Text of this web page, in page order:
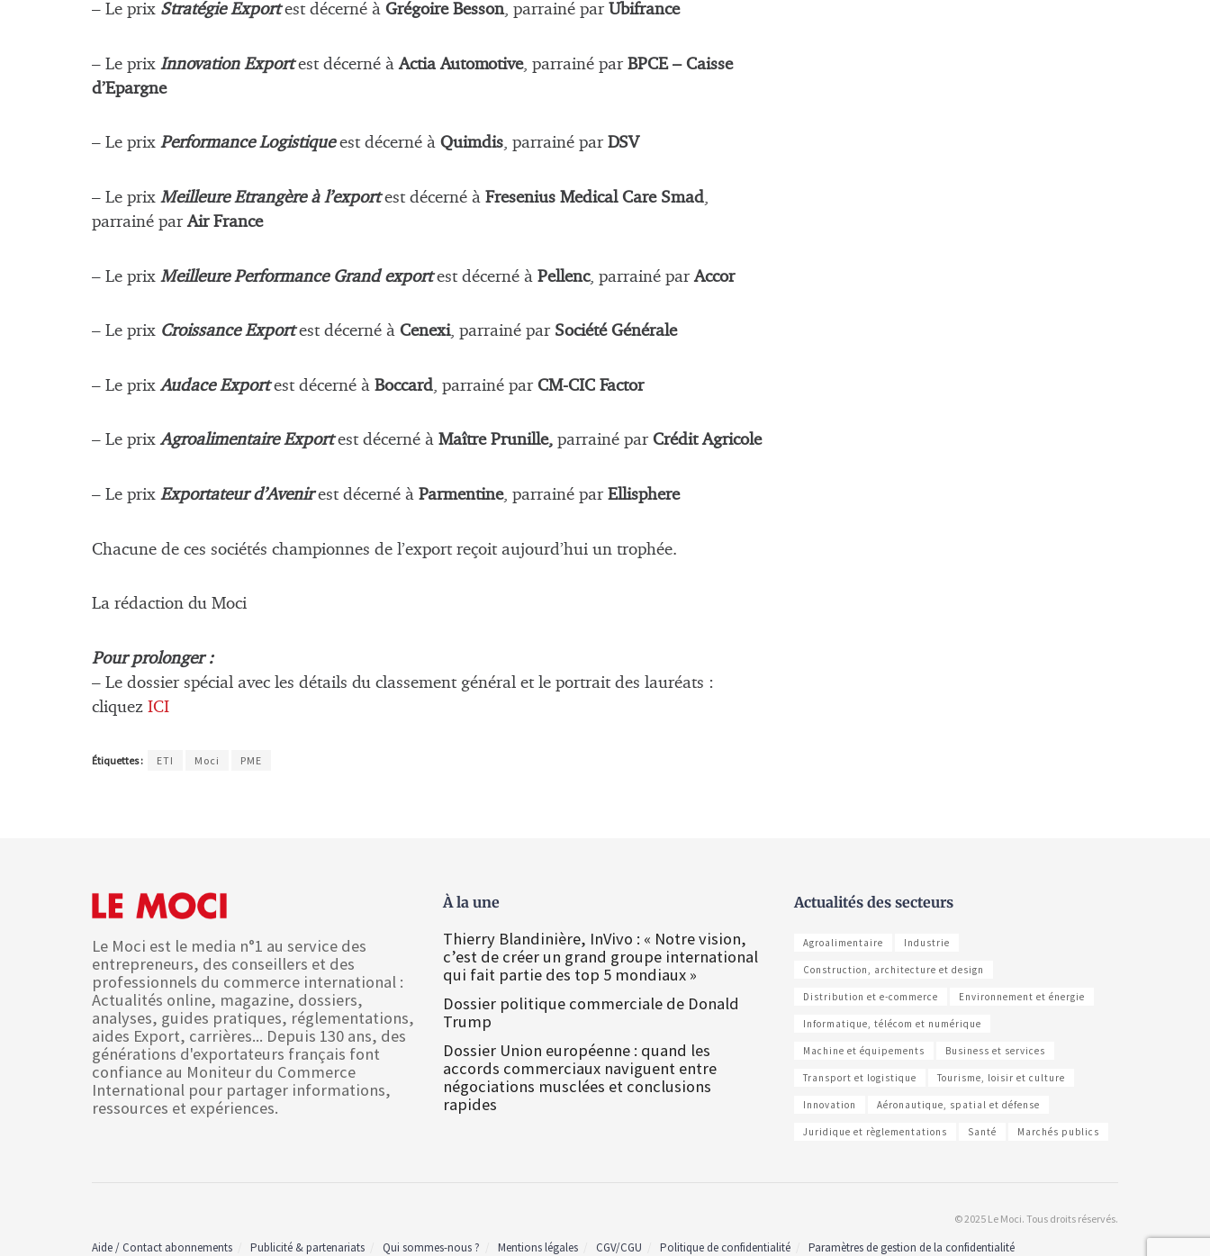
– Le prix Stratégie Exportest décerné à Grégoire Besson, parrainé par Ubifrance
– Le prix Innovation Exportest décerné à Actia Automotive, parrainé par BPCE – Caisse
d’Epargne
– Le prix Performance Logistiqueest décerné à Quimdis, parrainé par DSV
– Le prix Meilleure Etrangère à l’export est décerné à Fresenius Medical Care Smad,
parrainé parAir France
– Le prix Meilleure Performance Grand exportest décerné à Pellenc, parrainé parAccor
– Le prix Croissance Exportest décerné à Cenexi, parrainé parSociété Générale
– Le prix Audace Exportest décerné à Boccard , parrainé parCM-CIC Factor
– Le prixAgroalimentaire Exportest décerné à Maître Prunille, parrainé parCrédit Agricole
– Le prix Exportateur d’Avenir est décerné à Parmentine, parrainé parEllisphere
Chacune de ces sociétés championnes de l’export reçoit aujourd’hui un trophée.
La rédaction du Moci
Pour prolonger :
– Le dossier spécial avec les détails du classement général et le portrait des lauréats :
cliquez ICI
Étiquettes : ETI Moci PME
Le Moci est le media n°1 au service des
entrepreneurs, des conseillers et des
professionnels du commerce international :
Actualités online, magazine, dossiers,
analyses, guides pratiques, réglementations,
aides Export, carrières... Depuis 130 ans, des
générations d'exportateurs français font
confiance au Moniteur du Commerce
International pour partager informations,
ressources et expériences.
À la une
Thierry Blandinière, InVivo : « Notre vision,
c’est de créer un grand groupe international
qui fait partie des top 5 mondiaux »
Dossier politique commerciale de Donald
Trump
Dossier Union européenne : quand les
accords commerciaux naviguent entre
négociations musclées et conclusions
rapides
Actualités des secteurs
Agroalimentaire Industrie
Construction, architecture et design
Distribution et e-commerce Environnement et énergie
Informatique, télécom et numérique
Machine et équipements Business et services
Transport et logistique Tourisme, loisir et culture
Innovation Aéronautique, spatial et défense
Juridique et règlementations Santé Marchés publics
© 2025 Le Moci. Tous droits réservés.
Aide / Contact abonnements Publicité & partenariats Qui sommes-nous ? Mentions légales CGV/CGU Politique de confidentialité Paramètres de gestion de la confidentialité